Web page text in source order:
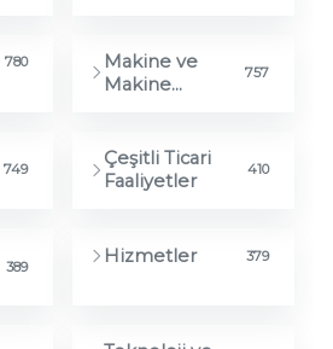
780
Makine ve
Makine
757
749
Çeşitli Ticari
Faaliyetler
410
389
Hizmetler 379